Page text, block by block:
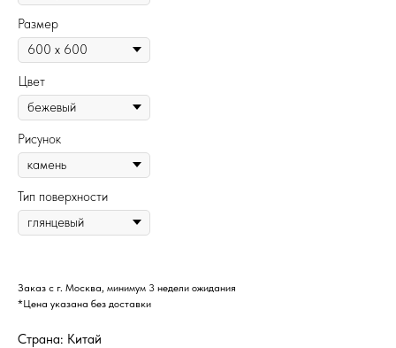
Размер
Цвет
Рисунок
Тип поверхности
Заказ с г. Москва, минимум 3 недели ожидания
*Цена указана без доставки
Страна: Китай